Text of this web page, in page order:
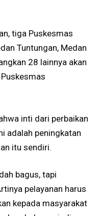
tiga Puskesmas
Tuntungan, Medan
28 lainnya akan
inti dari perbaikan
adalah peningkatan
itu sendiri.
bagus, tapi
pelayanan harus
kepada masyarakat